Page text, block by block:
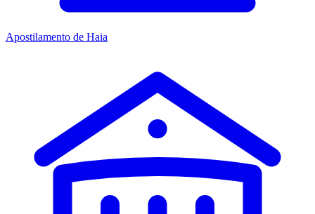
Apostilamento de Haia